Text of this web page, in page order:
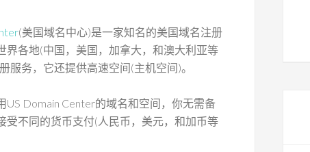
(美国域名中心)是一家知名的美国域名注册
界各地(中国，美国，加拿大，和澳大利亚等
服务，它还提供高速空间(主机空间)。
US Domain Center的域名和空间，你无需备
受不同的货币支付(人民币，美元，和加币等